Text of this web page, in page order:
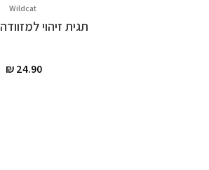
שיתוף
Wildcat
תגית זיהוי למזוודה Wildcat